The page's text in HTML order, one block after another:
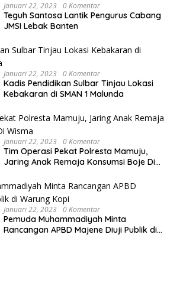
Januari 22, 2023 0 Komentar
Teguh Santosa Lantik Pengurus Cabang
JMSI Lebak Banten
Januari 22, 2023 0 Komentar
Kadis Pendidikan Sulbar Tinjau Lokasi
Kebakaran di SMAN 1 Malunda
Januari 22, 2023 0 Komentar
Tim Operasi Pekat Polresta Mamuju,
Jaring Anak Remaja Konsumsi Boje Di
Januari 22, 2023 0 Komentar
Pemuda Muhammadiyah Minta
Rancangan APBD Majene Diuji Publik di